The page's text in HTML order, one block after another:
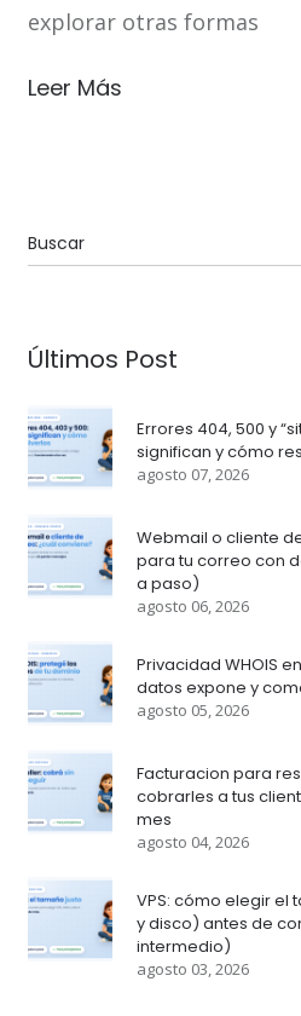
explorar otras formas
Leer Más
Últimos Post
Errores 404, 500 y
significan y cómo
agosto 07, 2026
Webmail o cliente
para tu correo con
a paso)
agosto 06, 2026
Privacidad WHOIS
datos expone y
agosto 05, 2026
Facturacion para
cobrarles a tus
mes
agosto 04, 2026
VPS: cómo elegir el
y disco) antes de
intermedio)
agosto 03, 2026